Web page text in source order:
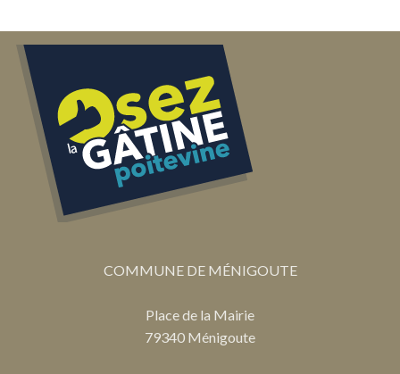
COMMUNE DE MÉNIGOUTE
Place de la Mairie
79340 Ménigoute